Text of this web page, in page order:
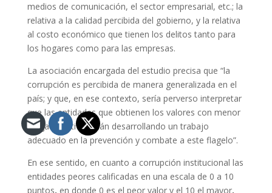
medios de comunicación, el sector empresarial, etc.; la
relativa a la calidad percibida del gobierno, y la relativa
al costo económico que tienen los delitos tanto para
los hogares como para las empresas.
La asociación encargada del estudio precisa que “la
corrupción es percibida de manera generalizada en el
país; y que, en ese contexto, sería perverso interpretar
que las entidades que obtienen los valores con menor
carga negativa están desarrollando un trabajo
adecuado en la prevención y combate a este flagelo”.
En ese sentido, en cuanto a corrupción institucional las
entidades peores calificadas en una escala de 0 a 10
puntos, en donde 0 es el peor valor y el 10 el mayor,